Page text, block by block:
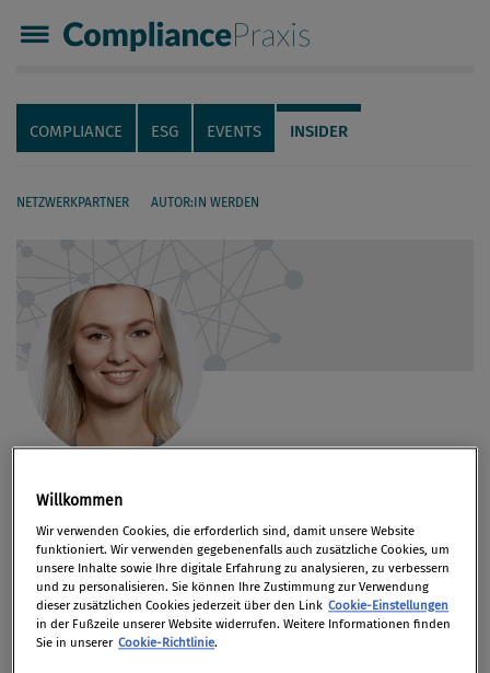
Compliance Praxis
Servicenavigation
Navigation
COMPLIANCE ESG EVENTS INSIDER
NETZWERKPARTNER AUTOR:IN WERDEN
Kristina Lohfink CAMS
Artikel auf Xing teilen
Artikel auf linkedIn teilen
Artikel auf Facebook teilen
Artikellink kopieren
Artikel per Mail teilen
Vita
Willkommen
Wir verwenden Cookies, die erforderlich sind, damit unsere Website
funktioniert. Wir verwenden gegebenenfalls auch zusätzliche Cookies, um
unsere Inhalte sowie Ihre digitale Erfahrung zu analysieren, zu verbessern
und zu personalisieren. Sie können Ihre Zustimmung zur Verwendung
dieser zusätzlichen Cookies jederzeit über den Link Cookie-Einstellungen
in der Fußzeile unserer Website widerrufen. Weitere Informationen finden
Sie in unserer Cookie-Richtlinie.